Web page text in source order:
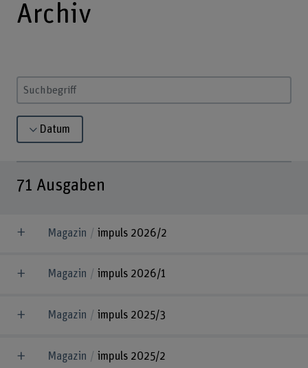
Archiv
Suchbegriff eingeben
Datum
71 Ausgaben
Magazin impuls 2026/2
Magazin impuls 2026/1
Magazin impuls 2025/3
Magazin impuls 2025/2